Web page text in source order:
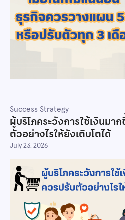
Success Strategy
ผู้บริโภคระวังการใช้เงินมา
ตัวอย่างไรให้ยังเติบโตได้
July 23, 2026